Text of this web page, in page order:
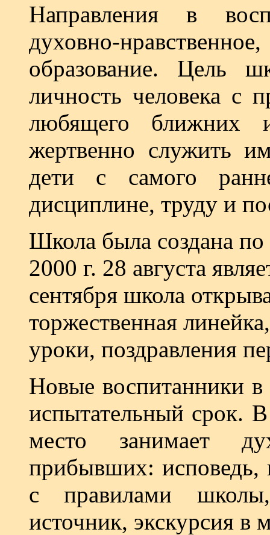
Направления в
духовно-
образование. Цель
личность человека с
любящего ближних
жертвенно служить
дети с самого
дисциплине, труду и
Школа была создана
2000 г. 28 августа
сентября школа
торжественная
уроки, поздравления
Новые воспитанники в
испытательный срок.
место занимает
прибывших: исповедь,
с правилами
источник, экскурсия в